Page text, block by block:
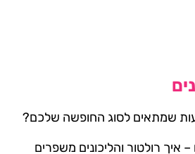
שמתאים לסוג החופשה שלכם?
איך רולטור והליכונים משפרים